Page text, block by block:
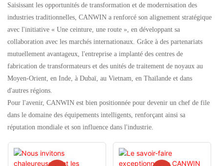
Saisissant les opportunités de transformation et de modernisation des
industries traditionnelles, CANWIN a renforcé son alignement stratégique
avec l'initiative « Une ceinture, une route », en développant sa
collaboration avec les marchés internationaux. Grâce à des partenariats
mutuellement avantageux, l'entreprise a implanté des centres de
fabrication de transformateurs et des unités de traitement de noyaux au
Moyen-Orient, en Inde, à Dubaï, au Vietnam, en Thaïlande et dans
d'autres régions.
Pour l'avenir, CANWIN est bien positionnée pour devenir un chef de file
dans le domaine des équipements intelligents, renforçant ainsi sa
réputation mondiale et son influence dans l'industrie.